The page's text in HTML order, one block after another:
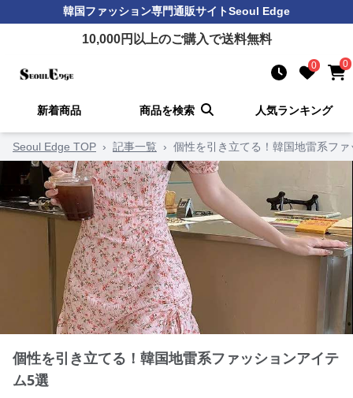
韓国ファッション専門通販サイトSeoul Edge
10,000円以上のご購入で送料無料
0 0
新着商品 商品を検索 人気ランキング
Seoul Edge TOP › 記事一覧 › 個性を引き立てる！韓国地雷系フ
個性を引き立てる！韓国地雷系ファッションアイテ
ム5選